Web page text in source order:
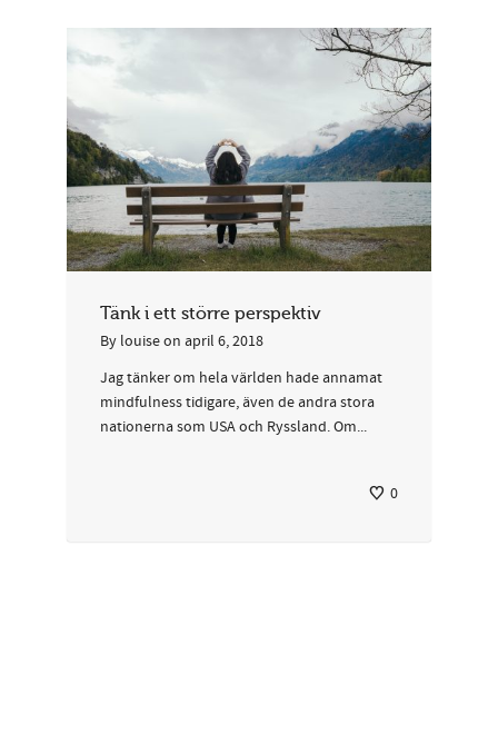
Tänk i ett större perspektiv
By louiseon april 6, 2018
Jag tänker om hela världen hade annamat
mindfulness tidigare, även de andra stora
nationerna som USA och Ryssland. Om...
0